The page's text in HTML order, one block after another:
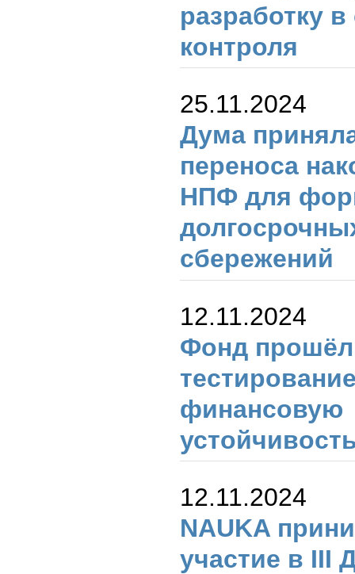
разработку
контроля
25.11.2024
Дума
переноса
НПФ для
сбережений
12.11.2024
Фонд прошёл
финансовую
12.11.2024
NAUKA
участие в III